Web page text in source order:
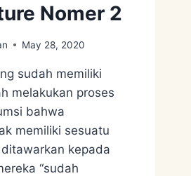
Nomer 2
May 28, 2020
sudah memiliki
melakukan proses
bahwa
memiliki sesuatu
kepada
“sudah